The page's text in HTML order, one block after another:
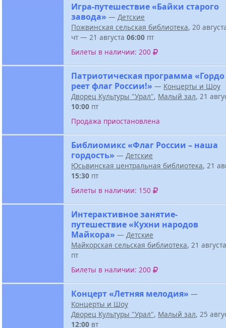
Игра-путешествие «Байки старого
завода» — Детские
Пожвинская сельская библиотека, 20
чт — 21 августа 06:00 пт
Билеты в наличии: 200
Патриотическая программа «Гордо
реет флаг России!» — Концерты и Шоу
Дворец Культуры "Урал", Малый зал, 21
10:00 пт
Продажа приостановлена
Библиомикс «Флаг России – наша
гордость» — Детские
Юсьвинская центральная библиотека, 21
15:30 пт
Билеты в наличии: 150
Интерактивное занятие-
путешествие «Кухни народов
Майкора» — Детские
Майкорская сельская библиотека, 21
пт
Билеты в наличии: 200
Концерт «Летняя мелодия» —
Концерты и Шоу
Дворец Культуры "Урал", Малый зал, 25
12:00 вт